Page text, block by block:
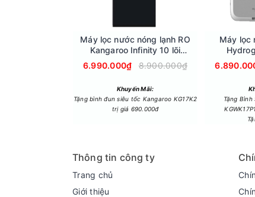
Tích hợp 2 vòi lấy nước có nước nóng tiện
Máy lọc nước nóng lạnh RO
Kangaroo Infinity 10 lõi
KG10A2I
6.990.000₫ 8.900.000₫
Khuyến Mãi:
Tặng bình đun siêu tốc Kangaroo KG17K2
trị giá 690.000đ
Máy lọc
Tặng Bình
Thông tin công ty
Trang chủ
Giới thiệu